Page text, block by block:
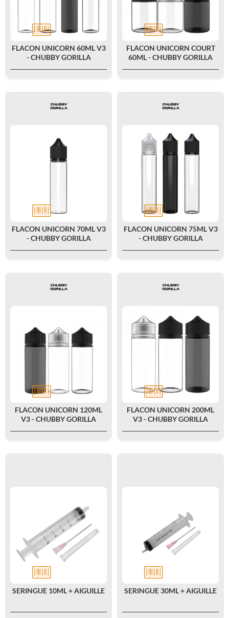
FLACON UNICORN 60ML V3
- CHUBBY GORILLA
FLACON UNICORN COURT
60ML - CHUBBY GORILLA
FLACON UNICORN 70ML V3
- CHUBBY GORILLA
FLACON UNICORN 75ML V3
- CHUBBY GORILLA
FLACON UNICORN 120ML
V3 - CHUBBY GORILLA
FLACON UNICORN 200ML
V3 - CHUBBY GORILLA
SERINGUE 10ML + AIGUILLE SERINGUE 30ML + AIGUILLE